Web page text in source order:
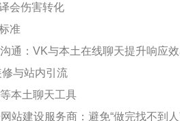
会伤害转化
准
通：VK与本土在线聊天提升响应
与站内引流
本土聊天工具
站建设服务商：避免“做完找不到人